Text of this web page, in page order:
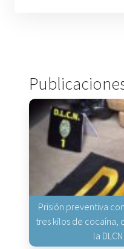
Prisión preventiva
tres kilos de cocaína,
la